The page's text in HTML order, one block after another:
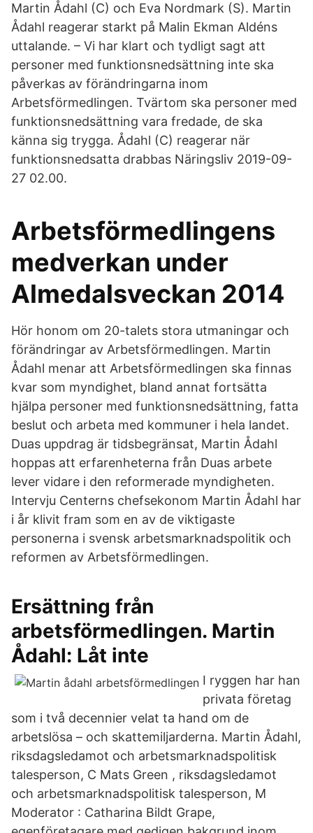
Martin Ådahl (C) och Eva Nordmark (S). Martin
Ådahl reagerar starkt på Malin Ekman Aldéns
uttalande. – Vi har klart och tydligt sagt att
personer med funktionsnedsättning inte ska
påverkas av förändringarna inom
Arbetsförmedlingen. Tvärtom ska personer med
funktionsnedsättning vara fredade, de ska
känna sig trygga. Ådahl (C) reagerar när
funktionsnedsatta drabbas Näringsliv 2019-09-
27 02.00.
Arbetsförmedlingens
medverkan under
Almedalsveckan 2014
Hör honom om 20-talets stora utmaningar och
förändringar av Arbetsförmedlingen. Martin
Ådahl menar att Arbetsförmedlingen ska finnas
kvar som myndighet, bland annat fortsätta
hjälpa personer med funktionsnedsättning, fatta
beslut och arbeta med kommuner i hela landet.
Duas uppdrag är tidsbegränsat, Martin Ådahl
hoppas att erfarenheterna från Duas arbete
lever vidare i den reformerade myndigheten.
Intervju Centerns chefsekonom Martin Ådahl har
i år klivit fram som en av de viktigaste
personerna i svensk arbetsmarknadspolitik och
reformen av Arbetsförmedlingen.
Ersättning från
arbetsförmedlingen. Martin
Ådahl: Låt inte
I ryggen har han
privata företag
som i två decennier velat ta hand om de
arbetslösa – och skattemiljarderna. Martin Ådahl,
riksdagsledamot och arbetsmarknadspolitisk
talesperson, C Mats Green , riksdagsledamot
och arbetsmarknadspolitisk talesperson, M
Moderator : Catharina Bildt Grape,